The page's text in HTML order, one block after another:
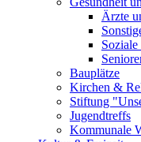
Ärzte
Bauplätze
Kirchen &
Stiftung
Jugendtreffs
Kommunale